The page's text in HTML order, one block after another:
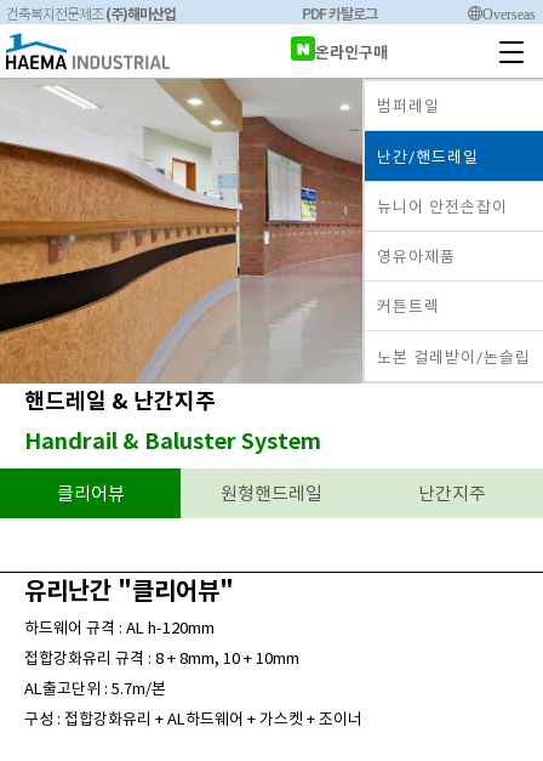
건축복지전문제조(주)해마산업 PDF 카탈로그 Overseas
온라인구매
범퍼레일
난간/핸드레일
뉴니어 안전손잡이
영유아제품
커튼트렉
노본 걸레받이/논슬립
핸드레일 & 난간지주
Handrail & Baluster System
클리어뷰 원형핸드레일 난간지주
유리난간 "클리어뷰"
하드웨어 규격 : AL h-120mm
접합강화유리 규격 : 8 + 8mm, 10 + 10mm
AL출고단위 : 5.7m/본
구성 : 접합강화유리 + AL하드웨어 + 가스켓 + 조이너